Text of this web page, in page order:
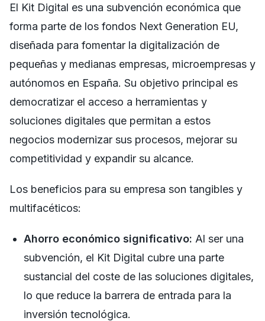
El Kit Digital es una subvención económica que
forma parte de los fondos Next Generation EU,
diseñada para fomentar la digitalización de
pequeñas y medianas empresas, microempresas y
autónomos en España. Su objetivo principal es
democratizar el acceso a herramientas y
soluciones digitales que permitan a estos
negocios modernizar sus procesos, mejorar su
competitividad y expandir su alcance.
Los beneficios para su empresa son tangibles y
multifacéticos:
Ahorro económico significativo: Al ser una
subvención, el Kit Digital cubre una parte
sustancial del coste de las soluciones digitales,
lo que reduce la barrera de entrada para la
inversión tecnológica.